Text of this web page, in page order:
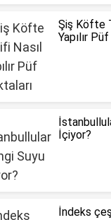
Şiş Köfte
Yapılır
İçiyor?
İndeks